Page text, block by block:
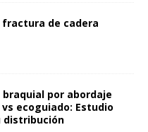
fractura de cadera
braquial por abordaje
ecoguiado: Estudio
distribución